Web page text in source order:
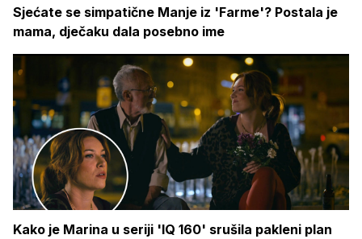
Sjećate se simpatične Manje iz 'Farme'? Postala je
mama, dječaku dala posebno ime
Kako je Marina u seriji 'IQ 160' srušila pakleni plan